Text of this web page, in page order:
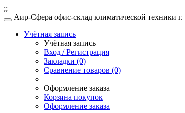
;;
Аир-Сфера офис-склад климатической техники
Учётная запись
Учётная запись
Вход / Регистрация
Закладки (0)
Сравнение товаров (0)
Оформление заказа
Корзина покупок
Оформление заказа